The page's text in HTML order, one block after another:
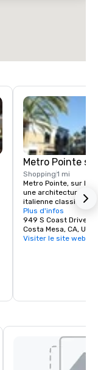
Metro Pointe
Shopping1 mi
Metro Pointe, sur la
une architecture
italienne classique
abondantes et un
cascade. Un hall
façon festive
traditionnelles à un
Plus d'infos
949 S Coast Drive
Costa Mesa, CA, US
Visiter le site web